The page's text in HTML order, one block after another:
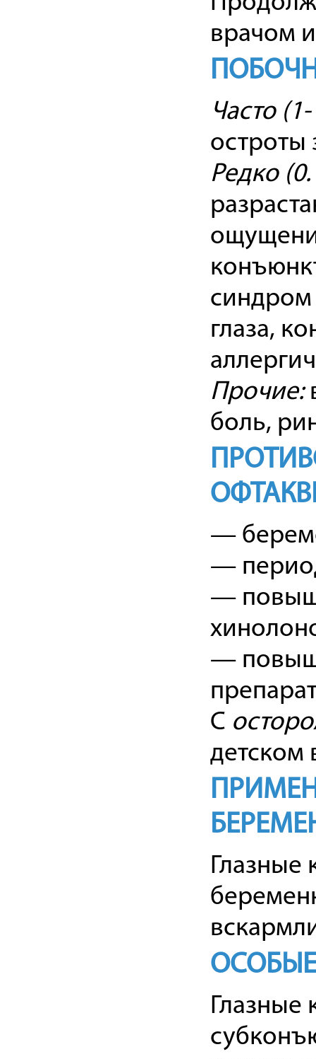
врачом
Часто
остроты
Редко
синдром
глаза,
Прочие:
боль,
—
—
—
—
С
детском
Глазные
Глазные